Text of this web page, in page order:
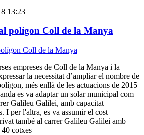
13:23
polígon Coll de la Manya
empreses de Coll de la Manya i la
la necessitat d’ampliar el nombre de
més enllà de les actuacions de 2015
es va adaptar un solar municipal com
Galileu Galilei, amb capacitat
I per l'altra, es va assumir el cost
també al carrer Galileu Galilei amb
40 cotxes